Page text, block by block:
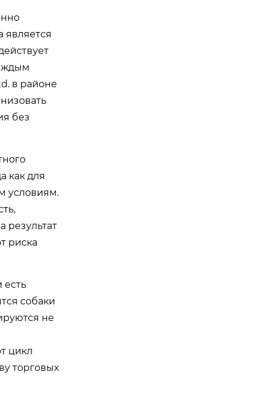
является
в районе
без
как для
условиям.
результат
риска
есть
собаки
не
цикл
торговых